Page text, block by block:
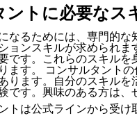
ントに必要なス
なるためには、専門的
ョンスキルが求められ
です。これらのスキル
ます。 コンサルタント
ります。自分のスキル
です。興味のある方は、
トは公式ラインから受け